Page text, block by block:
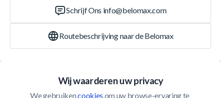
Wij waarderen uw privacy
We gebruiken cookies om uw browse-ervaring te
Schrijf Ons info@belomax.com
Routebeschrijving naar de Belomax